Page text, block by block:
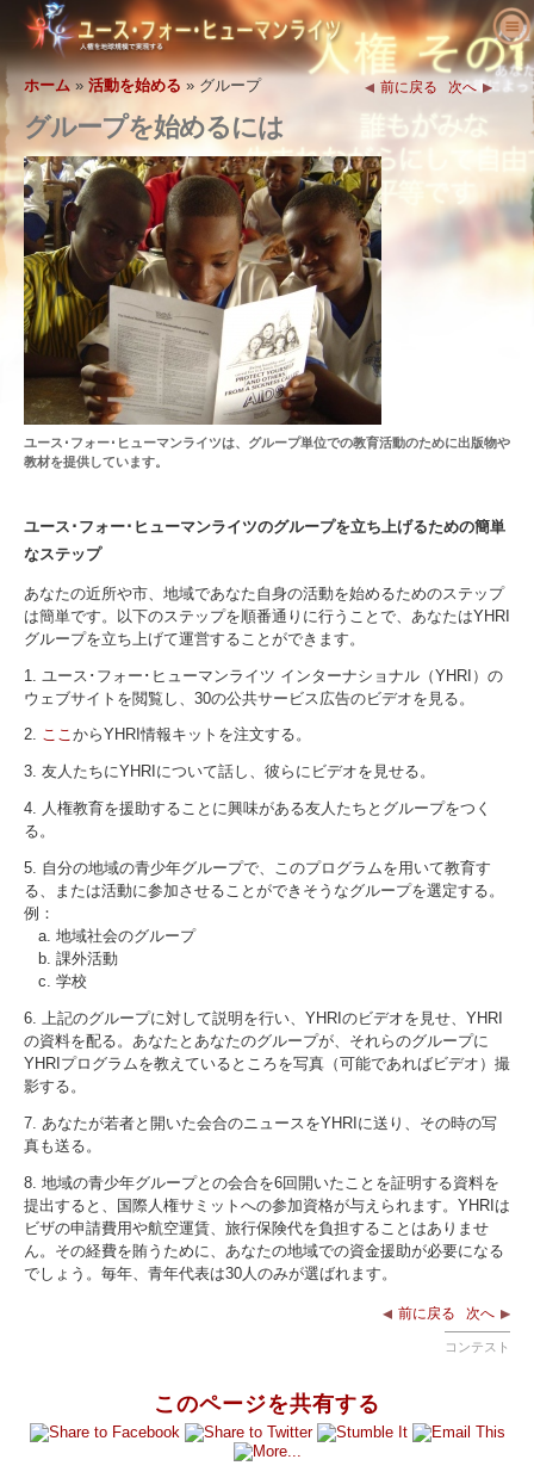
ユース･フォー･ヒューマンライツにつ
いて
ユース･フォー･ヒューマンライツとは?
私たちの目的
ユース･フォー･ヒューマンライツの歴史
役員
顧問委員会
YHRIの協力者
声明と表彰
推薦の言葉
人権とは何でしょう?
人権の定義
人権の背景
世界人権宣言
教育者へ
ようこそ
教育パッケージの内容
教育者からの結果報告
人権カリキュラム
教育プログラム
プログラムの実施
活動を始める
活動に参加する
請願
メンバーシップと寄付
グループ
コンテスト
人権を求める主張
人権の擁護者たち
さまざまな人権団体
人権侵害
ニュース
注文
問い合わせ
ホーム » 活動を始める » グループ 前に戻る 次へ
このページを共有する
グループを始めるには
ユース･フォー･ヒューマンライツは、グループ単位での教育活動のために出版物や
教材を提供しています。
ユース･フォー･ヒューマンライツのグループを立ち上げるための簡単
なステップ
あなたの近所や市、地域であなた自身の活動を始めるためのステップ
は簡単です。以下のステップを順番通りに行うことで、あなたはYHRI
グループを立ち上げて運営することができます。
1. ユース･フォー･ヒューマンライツ インターナショナル（YHRI）の
ウェブサイトを閲覧し、30の公共サービス広告のビデオを見る。
2. ここからYHRI情報キットを注文する。
3. 友人たちにYHRIについて話し、彼らにビデオを見せる。
4. 人権教育を援助することに興味がある友人たちとグループをつく
る。
5. 自分の地域の青少年グループで、このプログラムを用いて教育す
る、または活動に参加させることができそうなグループを選定する。
例：
a. 地域社会のグループ
b. 課外活動
c. 学校
6. 上記のグループに対して説明を行い、YHRIのビデオを見せ、YHRI
の資料を配る。あなたとあなたのグループが、それらのグループに
YHRIプログラムを教えているところを写真（可能であればビデオ）撮
影する。
7. あなたが若者と開いた会合のニュースをYHRIに送り、その時の写
真も送る。
8. 地域の青少年グループとの会合を6回開いたことを証明する資料を
提出すると、国際人権サミットへの参加資格が与えられます。YHRIは
ビザの申請費用や航空運賃、旅行保険代を負担することはありませ
ん。その経費を賄うために、あなたの地域での資金援助が必要になる
でしょう。毎年、青年代表は30人のみが選ばれます。
前に戻る 次へ
コンテスト